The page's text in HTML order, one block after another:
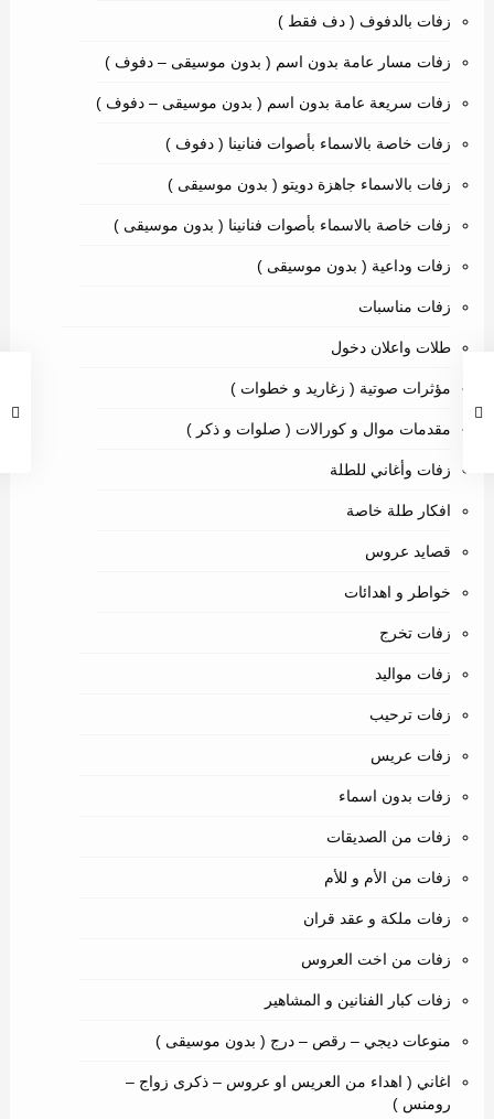
زفات بالدفوف ( دف فقط )
زفات مسار عامة بدون اسم ( بدون موسيقى – دفوف )
زفات سريعة عامة بدون اسم ( بدون موسيقى – دفوف )
زفات خاصة بالاسماء بأصوات فنانينا ( دفوف )
زفات بالاسماء جاهزة دويتو ( بدون موسيقى )
زفات خاصة بالاسماء بأصوات فنانينا ( بدون موسيقى )
زفات وداعية ( بدون موسيقى )
زفات مناسبات
طلات واعلان دخول
مؤثرات صوتية ( زغاريد و خطوات )
مقدمات موال و كورالات ( صلوات و ذكر )
زفات وأغاني للطلة
افكار طلة خاصة
قصايد عروس
خواطر و اهدائات
زفات تخرج
زفات مواليد
زفات ترحيب
زفات عريس
زفات بدون اسماء
زفات من الصديقات
زفات من الأم و للأم
زفات ملكة و عقد قران
زفات من اخت العروس
زفات كبار الفنانين و المشاهير
منوعات ديجي – رقص – درج ( بدون موسيقى )
اغاني ( اهداء من العريس او عروس – ذكرى زواج –
رومنس )